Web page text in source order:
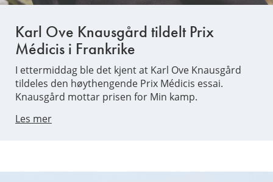
Karl Ove Knausgård tildelt Prix
Médicis i Frankrike
I ettermiddag ble det kjent at Karl Ove Knausgård
tildeles den høythengende Prix Médicis essai.
Knausgård mottar prisen for Min kamp.
Les mer